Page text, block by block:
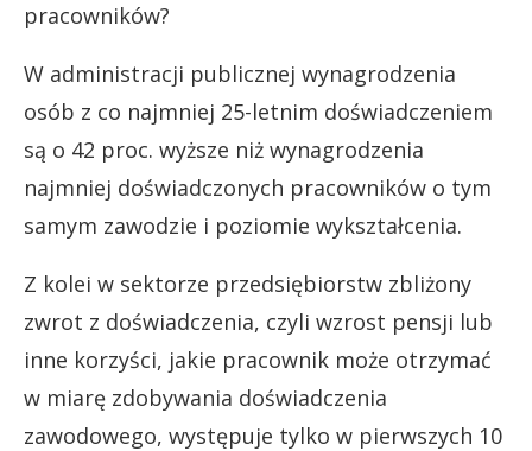
pracowników?
W administracji publicznej wynagrodzenia
osób z co najmniej 25-letnim doświadczeniem
są o 42 proc. wyższe niż wynagrodzenia
najmniej doświadczonych pracowników o tym
samym zawodzie i poziomie wykształcenia.
Z kolei w sektorze przedsiębiorstw zbliżony
zwrot z doświadczenia, czyli wzrost pensji lub
inne korzyści, jakie pracownik może otrzymać
w miarę zdobywania doświadczenia
zawodowego, występuje tylko w pierwszych 10